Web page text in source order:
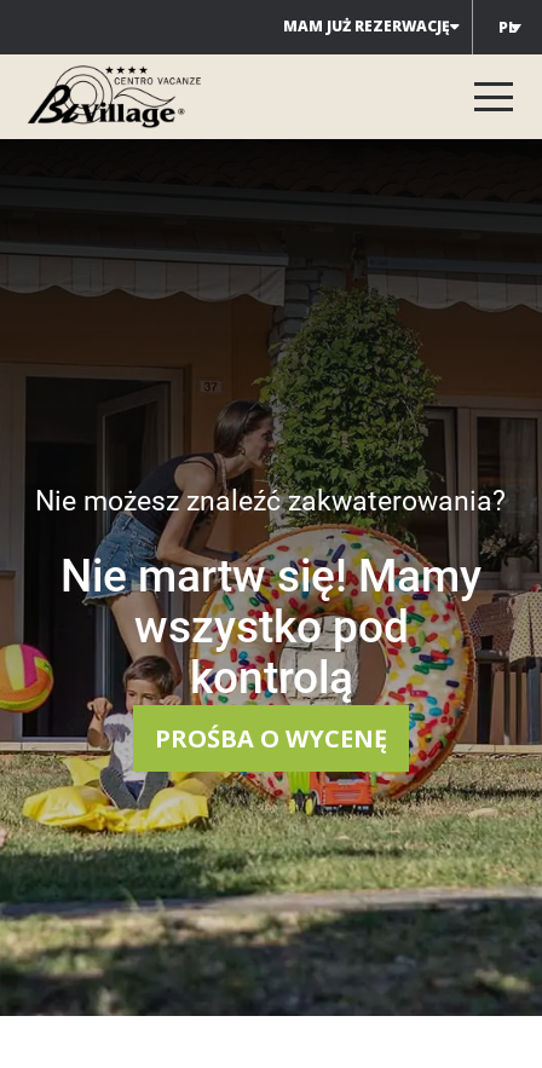
do
treści
MAM JUŻ REZERWACJĘ PL
Nie możesz znaleźć zakwaterowania?
Nie martw się! Mamy
wszystko pod
kontrolą
PROŚBA O WYCENĘ